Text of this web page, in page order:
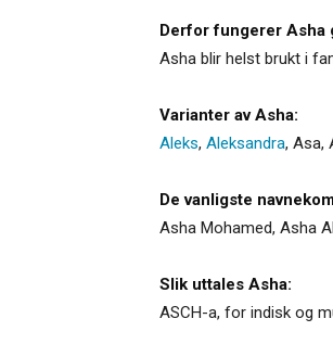
Derfor fungerer Asha
Asha blir helst brukt i
Varianter av Asha:
Aleks, Aleksandra, Asa,
De vanligste
Asha Mohamed, Asha
Slik uttales Asha:
ASCH-a, for indisk og